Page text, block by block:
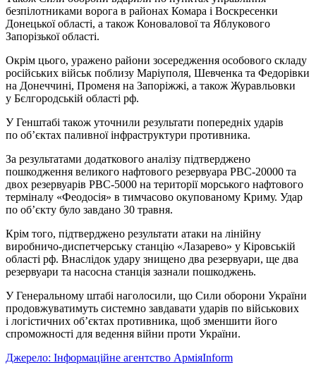
безпілотниками ворога в районах Комара і Воскресенки
Донецької області, а також Коновалової та Яблукового
Запорізької області.
Окрім цього, уражено райони зосередження особового складу
російських військ поблизу Маріуполя, Шевченка та Федорівки
на Донеччині, Променя на Запоріжжі, а також Журавльовки
у Бєлгородській області рф.
У Генштабі також уточнили результати попередніх ударів
по об’єктах паливної інфраструктури противника.
За результатами додаткового аналізу підтверджено
пошкодження великого нафтового резервуара РВС-20000 та
двох резервуарів РВС-5000 на території морського нафтового
терміналу «Феодосія» в тимчасово окупованому Криму. Удар
по об’єкту було завдано 30 травня.
Крім того, підтверджено результати атаки на лінійну
виробничо-диспетчерську станцію «Лазарево» у Кіровській
області рф. Внаслідок удару знищено два резервуари, ще два
резервуари та насосна станція зазнали пошкоджень.
У Генеральному штабі наголосили, що Сили оборони України
продовжуватимуть системно завдавати ударів по військових
і логістичних об’єктах противника, щоб зменшити його
спроможності для ведення війни проти України.
Джерело: Інформаційне агентство АрміяInform